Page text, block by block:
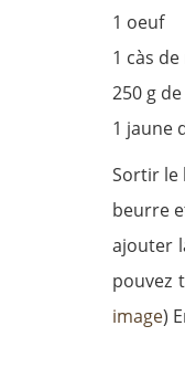
1 oeuf
1 càs
250 g
1 jaune
Sortir le
beurre
ajouter
pouvez
image)